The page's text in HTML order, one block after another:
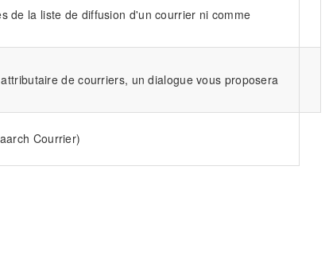
de la liste de diffusion d'un courrier ni comme
de courriers, un dialogue vous proposera
Courrier)